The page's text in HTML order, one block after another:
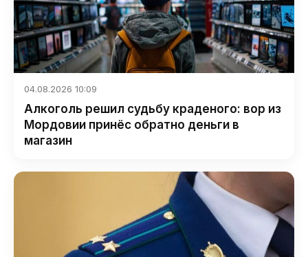
04.08.2026 10:09
Алкоголь решил судьбу краденого: вор из
Мордовии принёс обратно деньги в
магазин